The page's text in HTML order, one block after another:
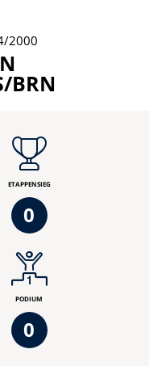
2000
BRN
ETAPPENSIEG
0
PODIUM
0